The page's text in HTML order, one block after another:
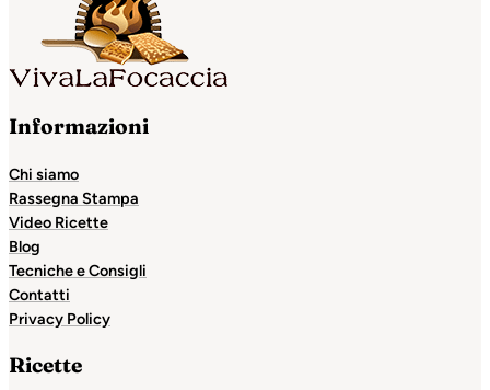
Informazioni
Chi siamo
Rassegna Stampa
Video Ricette
Blog
Tecniche e Consigli
Contatti
Privacy Policy
Ricette